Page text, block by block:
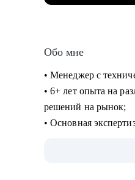
Обо мне
• Менеджер с
• 6+ лет опыта на
решений на рынок;
• Основная